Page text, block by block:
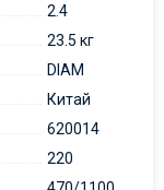
2.4
23.5 кг
DIAM
Китай
620014
220